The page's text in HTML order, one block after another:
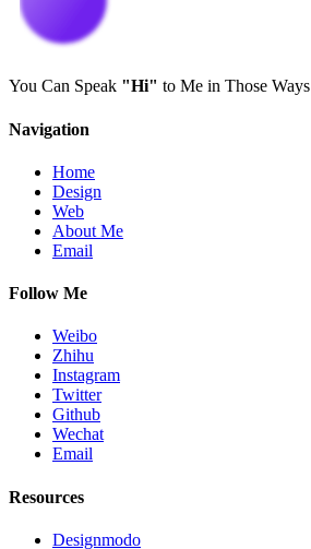
You Can Speak "Hi" to Me in Those Ways
Navigation
Home
Design
Web
About Me
Email
Follow Me
Weibo
Zhihu
Instagram
Twitter
Github
Wechat
Email
Resources
Designmodo